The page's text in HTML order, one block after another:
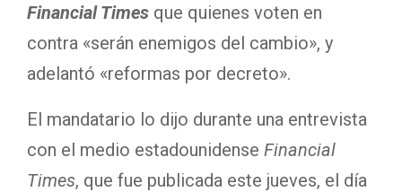
Financial Times que quienes voten en
contra «serán enemigos del cambio», y
adelantó «reformas por decreto».
El mandatario lo dijo durante una entrevista
con el medio estadounidense Financial
Times, que fue publicada este jueves, el día